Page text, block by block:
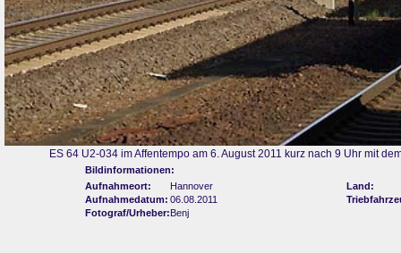
ES 64 U2-034 im Affentempo am 6. August 2011 kurz nach 9 Uhr mit
Bildinformationen:
Aufnahmeort:
Hannover
Land:
Aufnahmedatum: 06.08.2011
Fotograf/Urheber: Benj